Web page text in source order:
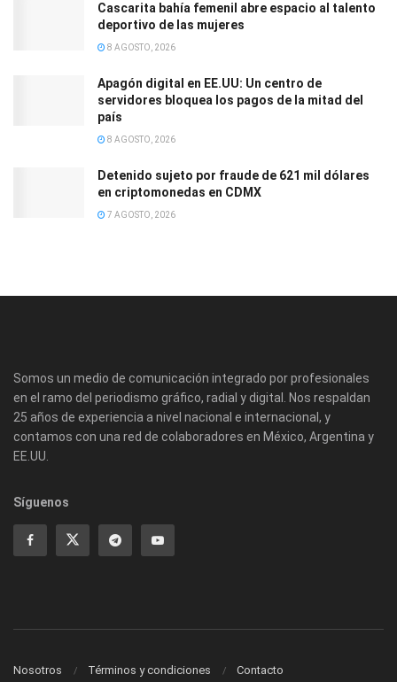
Cascarita bahía femenil abre espacio al talento
deportivo de las mujeres
8 AGOSTO, 2026
Apagón digital en EE.UU: Un centro de
servidores bloquea los pagos de la mitad del
país
8 AGOSTO, 2026
Detenido sujeto por fraude de 621 mil dólares
en criptomonedas en CDMX
7 AGOSTO, 2026
Somos un medio de comunicación integrado por profesionales
en el ramo del periodismo gráfico, radial y digital. Nos respaldan
25 años de experiencia a nivel nacional e internacional, y
contamos con una red de colaboradores en México, Argentina y
EE.UU.
Síguenos
Nosotros Términos y condiciones Contacto